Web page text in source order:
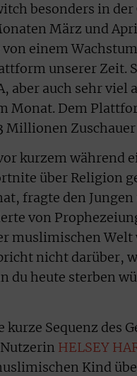
besonders in
März und
einem
unserer Zeit.
aber auch sehr viel
Monat. Dem
kurzem während
über Religion
fragte den
von
muslimischen
nicht darüber,
du heute sterben
Sequenz des
HELSEY
Kind